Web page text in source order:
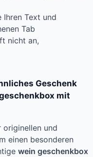
Ihren Text und
Tab
nicht an,
Geschenk
mit
originellen und
einen besonderen
wein geschenkbox